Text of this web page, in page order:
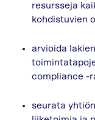
resursseja
kohdistuvien
arvioida
compliance -
seurata